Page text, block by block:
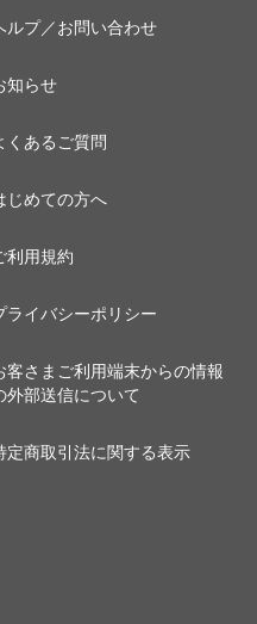
ルプ／お問い合わせ
知らせ
くあるご質問
じめての方へ
利用規約
ライバシーポリシー
客さまご利用端末からの情報
外部送信について
定商取引法に関する表示